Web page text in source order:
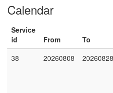
Calendar
Service
id
From To
38
20260808 20260828